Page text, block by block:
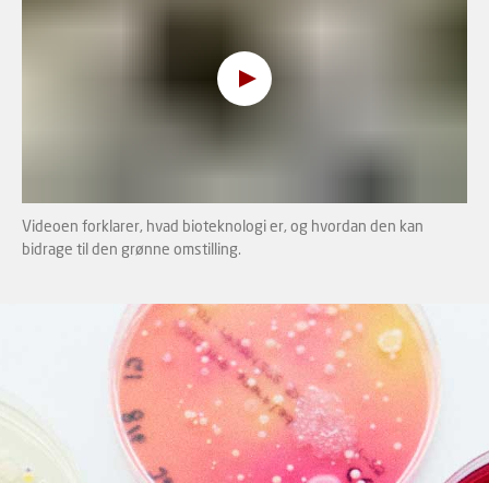
Hov, denne funktion kræver
cookies
For at se indholdet skal du ændre dit
Videoen forklarer, hvad bioteknologi er, og hvordan den kan
bidrage til den grønne omstilling.